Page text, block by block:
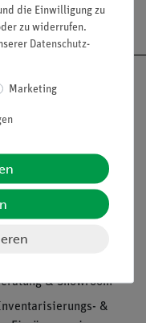
300,- €
& Showroom
&
die Einwilligung zu
zu widerrufen.
Daten­schutz­
Marketing